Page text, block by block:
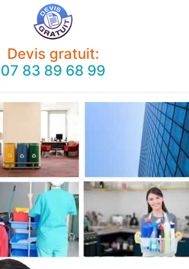
Devis gratuit:
07 83 89 68 99